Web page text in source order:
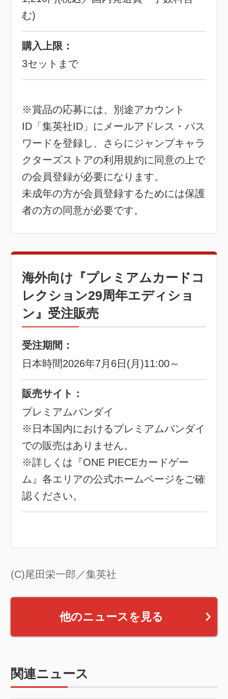
む)
購入上限：
3セットまで
※賞品の応募には、別途アカウント
ID「集英社ID」にメールアドレス・パス
ワードを登録し、さらにジャンプキャラ
クターズストアの利用規約に同意の上で
の会員登録が必要になります。
未成年の方が会員登録するためには保護
者の方の同意が必要です。
海外向け『プレミアムカードコ
レクション29周年エディショ
ン』受注販売
受注期間：
日本時間2026年7月6日(月)11:00～
販売サイト：
プレミアムバンダイ
※日本国内におけるプレミアムバンダイ
での販売はありません。
※詳しくは『ONE PIECEカードゲー
ム』各エリアの公式ホームページをご確
認ください。
(C)尾田栄一郎／集英社
他のニュースを見る
関連ニュース